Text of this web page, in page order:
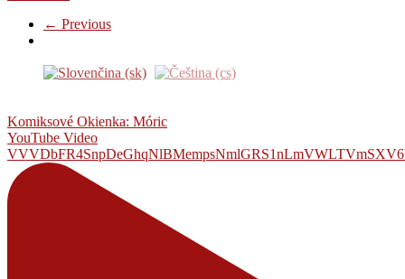
← Previous
Komiksové Okienka: Móric
YouTube Video